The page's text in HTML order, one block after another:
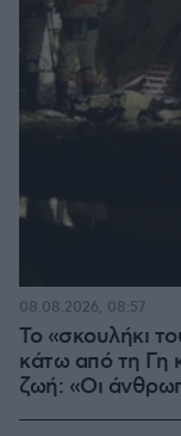
Το «σκουλήκι
κάτω από τη Γη
ζωή: «Οι
08.08.2026, 08:57